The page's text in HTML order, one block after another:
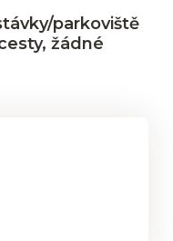
parkoviště
žádné